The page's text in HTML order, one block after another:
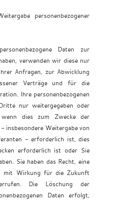
personenbezogener
Daten zur
verwenden wir diese nur
Anfragen, zur Abwicklung
Verträge und für die
Ihre personenbezogenen
nur weitergegeben oder
dies zum Zwecke der
insbesondere Weitergabe von
- erforderlich ist, dies
erforderlich ist oder Sie
Sie haben das Recht, eine
mit Wirkung für die Zukunft
Die Löschung der
Daten erfolgt,